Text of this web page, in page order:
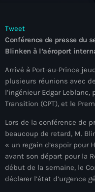
Actualités
Blog Grid Sidebar
Contact
Archives
août 2026
juillet 2026
Tweet
Conférence de presse du
Blinken à l’aéroport
Arrivé à Port-au-Prince
plusieurs réunions avec
l’ingénieur Edgar
Transition (CPT), et le
Lors de la conférence de
beaucoup de retard, M.
« un regain d’espoir pour
avant son départ pour la
début de la semaine, le
déclarer l’état d’urgence